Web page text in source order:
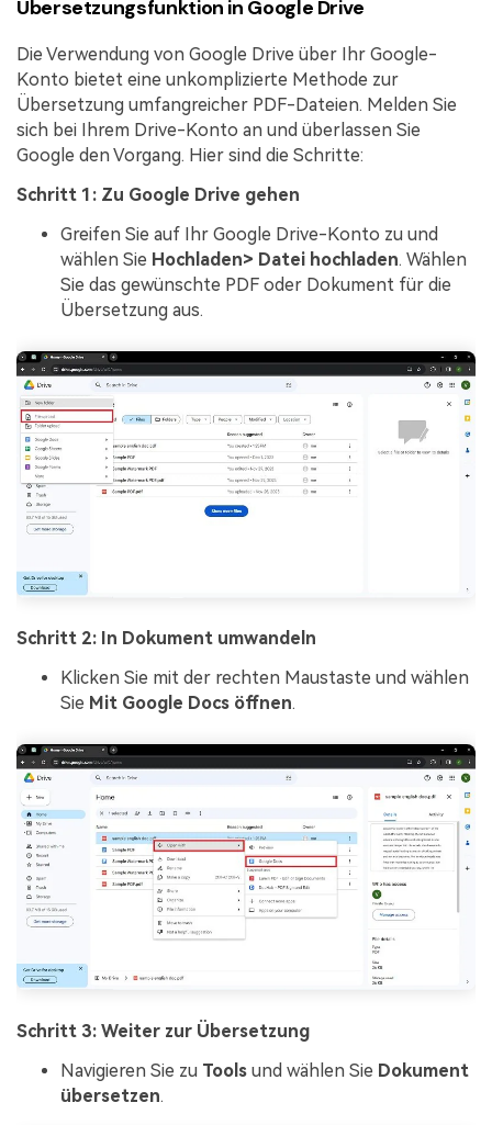
Übersetzungsfunktion in Google Drive
Die Verwendung von Google Drive über Ihr Google-
Konto bietet eine unkomplizierte Methode zur
Übersetzung umfangreicher PDF-Dateien. Melden Sie
sich bei Ihrem Drive-Konto an und überlassen Sie
Google den Vorgang. Hier sind die Schritte:
Schritt 1: Zu Google Drive gehen
Greifen Sie auf Ihr Google Drive-Konto zu und
wählen Sie Hochladen> Datei hochladen. Wählen
Sie das gewünschte PDF oder Dokument für die
Übersetzung aus.
Schritt 2: In Dokument umwandeln
Klicken Sie mit der rechten Maustaste und wählen
Sie Mit Google Docs öffnen.
Schritt 3: Weiter zur Übersetzung
Navigieren Sie zu Tools und wählen Sie Dokument
übersetzen.